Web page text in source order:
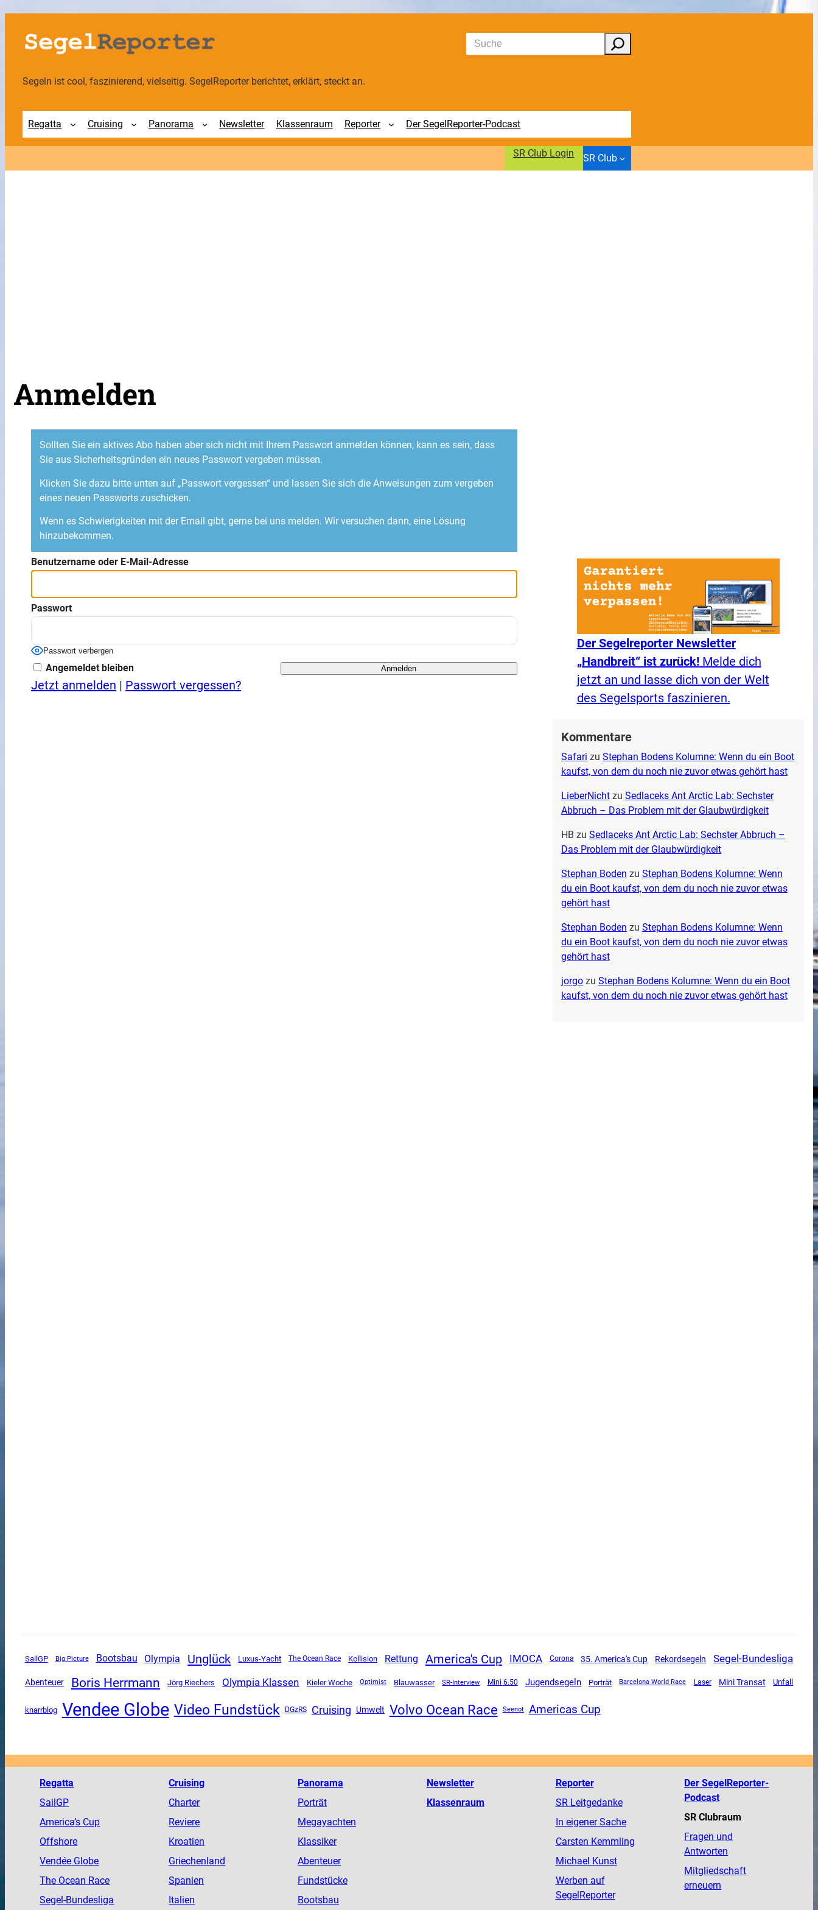
Suchen
Segeln ist cool, faszinierend, vielseitig. SegelReporter berichtet, erklärt, steckt an.
Regatta Cruising Panorama Newsletter Klassenraum Reporter Der SegelReporter-Podcast
SR Club Login SR Club
Anmelden
Sollten Sie ein aktives Abo haben aber sich nicht mit Ihrem Passwort anmelden können, kann es sein, dass
Sie aus Sicherheitsgründen ein neues Passwort vergeben müssen.
Klicken Sie dazu bitte unten auf „Passwort vergessen“ und lassen Sie sich die Anweisungen zum vergeben
eines neuen Passworts zuschicken.
Wenn es Schwierigkeiten mit der Email gibt, gerne bei uns melden. Wir versuchen dann, eine Lösung
hinzubekommen.
Benutzername oder E-Mail-Adresse
Passwort
Passwort verbergen
Angemeldet bleiben
Jetzt anmelden | Passwort vergessen?
Der Segelreporter Newsletter
„Handbreit“ ist zurück!Melde dich
jetzt an und lasse dich von der Welt
des Segelsports faszinieren.
Kommentare
Safari zu Stephan Bodens Kolumne: Wenn du ein Boot
kaufst, von dem du noch nie zuvor etwas gehört hast
LieberNichtzu Sedlaceks Ant Arctic Lab: Sechster
Abbruch – Das Problem mit der Glaubwürdigkeit
HB zu Sedlaceks Ant Arctic Lab: Sechster Abbruch –
Das Problem mit der Glaubwürdigkeit
Stephan Boden zu Stephan Bodens Kolumne: Wenn
du ein Boot kaufst, von dem du noch nie zuvor etwas
gehört hast
Stephan Boden zu Stephan Bodens Kolumne: Wenn
du ein Boot kaufst, von dem du noch nie zuvor etwas
gehört hast
jorgozu Stephan Bodens Kolumne: Wenn du ein Boot
kaufst, von dem du noch nie zuvor etwas gehört hast
SailGP Big Picture Bootsbau Olympia Unglück Luxus-Yacht The Ocean Race Kollision Rettung America's Cup IMOCA Corona 35. America's Cup Rekordsegeln Segel-Bundesliga
Abenteuer Boris Herrmann Jörg Riechers Olympia Klassen Kieler Woche Optimist Blauwasser SR-Interview Mini 6.50 Jugendsegeln Porträt Barcelona World Race Laser Mini Transat Unfall
knarrblog Vendee Globe Video Fundstück DGzRS Cruising Umwelt Volvo Ocean Race Seenot Americas Cup
Regatta
SailGP
America’s Cup
Offshore
Vendée Globe
The Ocean Race
Segel-Bundesliga
Cruising
Charter
Reviere
Kroatien
Griechenland
Spanien
Italien
Panorama
Porträt
Megayachten
Klassiker
Abenteuer
Fundstücke
Bootsbau
Newsletter
Klassenraum
Reporter
SR Leitgedanke
In eigener Sache
Carsten Kemmling
Michael Kunst
Werben auf
SegelReporter
Der SegelReporter-
Podcast
SR Clubraum
Fragen und
Antworten
Mitgliedschaft
erneuern